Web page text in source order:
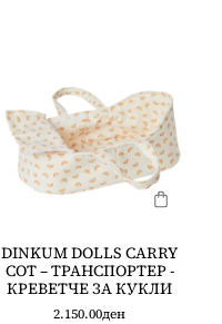
DINKUM DOLLS CARRY
COT – ТРАНСПОРТЕР -
КРЕВЕТЧЕ ЗА КУКЛИ
2.150.00ден